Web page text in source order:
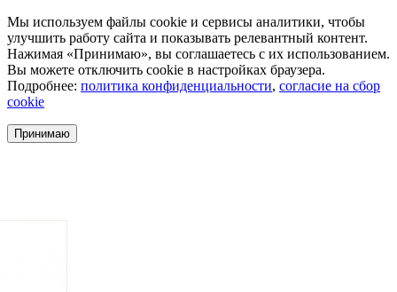
Мы используем файлы cookie и сервисы аналитики, чтобы
улучшить работу сайта и показывать релевантный контент.
Нажимая «Принимаю», вы соглашаетесь с их использованием.
Вы можете отключить cookie в настройках браузера.
Подробнее: политика конфиденциальности, согласие на сбор
cookie
Принимаю